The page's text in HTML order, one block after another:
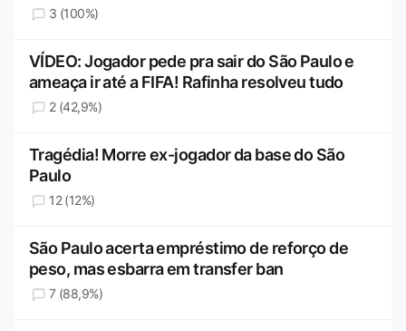
3 (100%)
VÍDEO: Jogador pede pra sair do São Paulo e
ameaça ir até a FIFA! Rafinha resolveu tudo
2 (42,9%)
Tragédia! Morre ex-jogador da base do São
Paulo
12 (12%)
São Paulo acerta empréstimo de reforço de
peso, mas esbarra em transfer ban
7 (88,9%)